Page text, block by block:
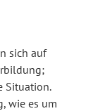
sich auf
Situation.
wie es um